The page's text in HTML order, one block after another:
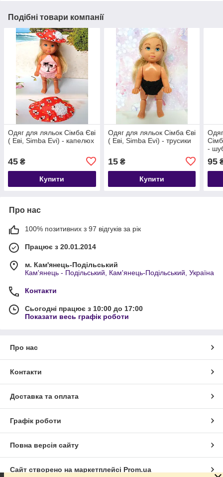
Подібні товари компанії
Одяг для ляльок Сімба Єві
( Еві, Simba Evi) - капелюх
45 ₴
Купити
Одяг для ляльок Сімба Єві
( Еві, Simba Evi) - трусики
15₴
Купити
-
95
Про нас
100% позитивних з 97 відгуків за рік
Працює з 20.01.2014
м. Кам'янець-Подільський
Кам'янець - Подільський, Кам'янець-Подільський, Україна
Контакти
Сьогодні працює з 10:00 до 17:00
Показати весь графік роботи
Про нас
Контакти
Доставка та оплата
Графік роботи
Повна версія сайту
Сайт створено на маркетплейсі Prom.ua